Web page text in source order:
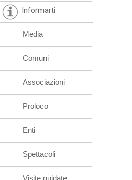
Informarti
Media
Comuni
Associazioni
Proloco
Enti
Spettacoli
Visite guidate